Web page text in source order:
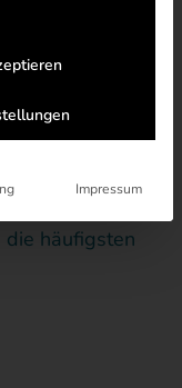
die häufigsten
Impressum